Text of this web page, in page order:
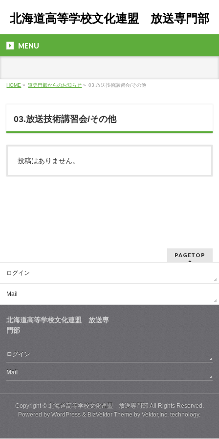
北海道高等学校文化連盟 放送専門部
MENU
HOME » 道専門部からのお知らせ » 03.放送技術講習会/その他
03.放送技術講習会/その他
投稿はありません。
PAGETOP
ログイン
Mail
北海道高等学校文化連盟 放送専
門部
ログイン
Mail
Copyright © 北海道高等学校文化連盟 放送専門部All Rights Reserved.
Powered byWordPress & BizVektor Theme byVektor,Inc. technology.